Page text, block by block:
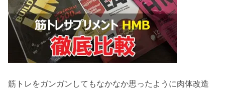
筋トレをガンガンしてもなかなか思ったように肉体改造